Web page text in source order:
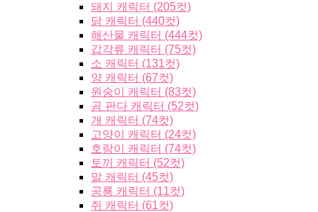
돼지 캐릭터 (205컷)
닭 캐릭터 (440컷)
해산물 캐릭터 (444컷)
갑각류 캐릭터 (75컷)
소 캐릭터 (131컷)
양 캐릭터 (67컷)
원숭이 캐릭터 (83컷)
곰 판다 캐릭터 (52컷)
개 캐릭터 (74컷)
고양이 캐릭터 (24컷)
호랑이 캐릭터 (74컷)
토끼 캐릭터 (52컷)
말 캐릭터 (45컷)
공룡 캐릭터 (11컷)
쥐 캐릭터 (61컷)